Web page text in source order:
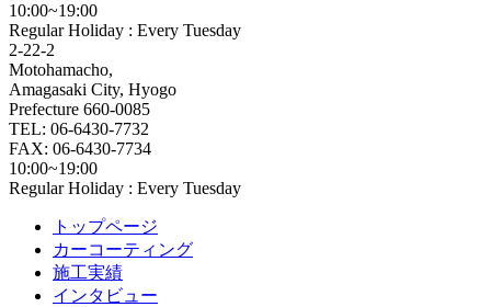
10:00~19:00
Regular Holiday : Every Tuesday
2-22-2
Motohamacho,
Amagasaki City, Hyogo
Prefecture 660-0085
TEL: 06-6430-7732
FAX: 06-6430-7734
10:00~19:00
Regular Holiday : Every Tuesday
トップページ
カーコーティング
施工実績
インタビュー